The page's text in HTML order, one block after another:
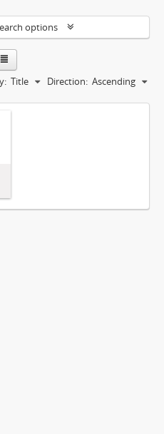
options
Title Direction: Ascending